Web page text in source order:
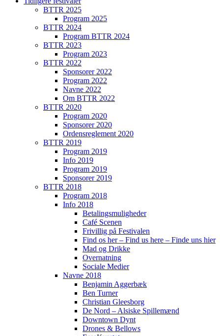
BTTR 2025
Program 2025
BTTR 2024
Program BTTR 2024
BTTR 2023
Program 2023
BTTR 2022
Sponsorer 2022
Program 2022
Navne 2022
Om BTTR 2022
BTTR 2020
Program 2020
Sponsorer 2020
Ordensreglement 2020
BTTR 2019
Program 2019
Info 2019
Program 2019
Sponsorer 2019
BTTR 2018
Program 2018
Info 2018
Betalingsmuligheder
Café Scenen
Frivillig på Festivalen
Find os her – Find us here – Finde uns hier
Mad og Drikke
Overnatning
Sociale Medier
Navne 2018
Benjamin Aggerbæk
Ben Turner
Christian Gleesborg
De Nord – Alsiske Spillemænd
Downtown Dynt
Drones & Bellows